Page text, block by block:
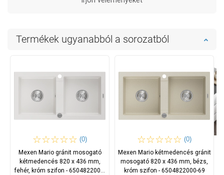
Termékek ugyanabból a sorozatból
(0)
Mexen Mario gránit mosogató
kétmedencés 820 x 436 mm,
fehér, króm szifon - 6504822000-
(0)
Mexen Mario kétmedencés gránit
mosogató 820 x 436 mm, bézs,
króm szifon - 6504822000-69